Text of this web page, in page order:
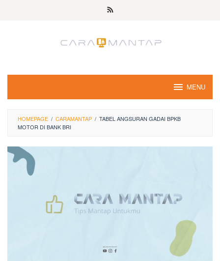
MENU
HOMEPAGE / CARAMANTAP / TABEL ANGSURAN GADAI BPKB
MOTOR DI BANK BRI